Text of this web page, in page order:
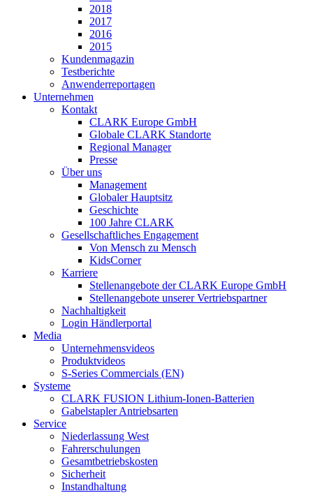
2018
2017
2016
2015
Kundenmagazin
Testberichte
Anwenderreportagen
Unternehmen
Kontakt
CLARK Europe GmbH
Globale CLARK Standorte
Regional Manager
Presse
Über uns
Management
Globaler Hauptsitz
Geschichte
100 Jahre CLARK
Gesellschaftliches Engagement
Von Mensch zu Mensch
KidsCorner
Karriere
Stellenangebote der CLARK Europe GmbH
Stellenangebote unserer Vertriebspartner
Nachhaltigkeit
Login Händlerportal
Media
Unternehmensvideos
Produktvideos
S-Series Commercials (EN)
Systeme
CLARK FUSION Lithium-Ionen-Batterien
Gabelstapler Antriebsarten
Service
Niederlassung West
Fahrerschulungen
Gesamtbetriebskosten
Sicherheit
Instandhaltung